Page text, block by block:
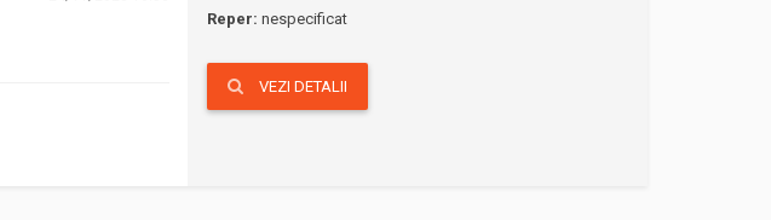
Reper: nespecificat
VEZI DETALII